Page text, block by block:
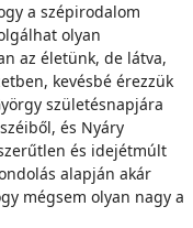
a szépirodalom
olyan
az életünk, de látva,
kevésbé érezzük
születésnapjára
és Nyáry
és idejétmúlt
alapján akár
mégsem olyan nagy a